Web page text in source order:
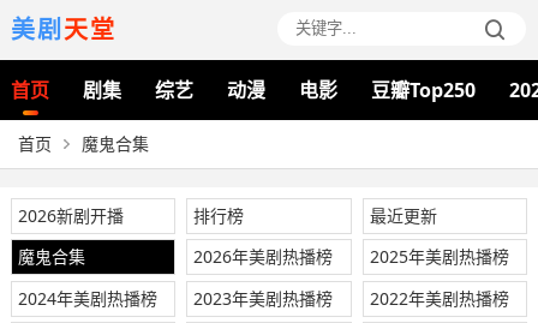
美剧天堂
首页 剧集 综艺 动漫 电影 豆瓣Top250
首页 魔鬼合集
2026新剧开播 排行榜
最近更新
魔鬼合集
2026年美剧热播榜
2025年美剧热播榜
2024年美剧热播榜
2023年美剧热播榜
2022年美剧热播榜